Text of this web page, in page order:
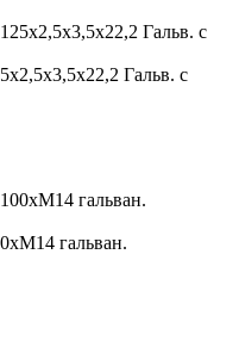
Гальв. с
гальван.